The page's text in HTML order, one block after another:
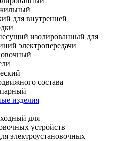
для внутренней
изолированный для
электропередачи
состава
изделия
для
устройств
электроустановочных